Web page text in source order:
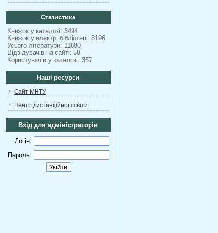
Статистика
Книжок у каталозі: 3494
Книжок у електр. бібліотеці: 8196
Усього літератури: 11690
Відвідувачів на сайті: 58
Користувачів у каталозі: 357
Наші ресурси
Сайт МНТУ
Центр дистанційної освіти
Вхід для адміністраторів
Логін:
Пароль: